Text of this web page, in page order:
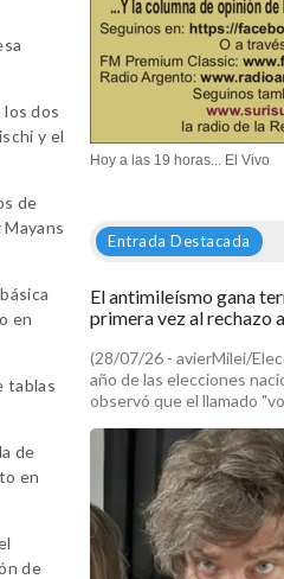
dos
y el
de
en
tablas
de
en
de
Hoy a las 19 horas... El Vivo
Entrada Destacada
El antimileísmo gana
primera vez al rechazo
(28/07/26 - avierMilei/
año de las elecciones
observó que el llamado